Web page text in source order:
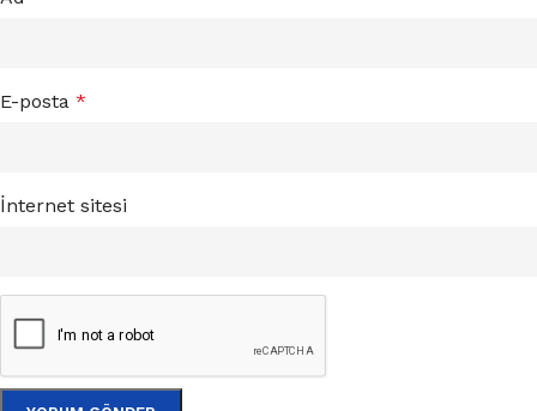
E-posta *
İnternet sitesi